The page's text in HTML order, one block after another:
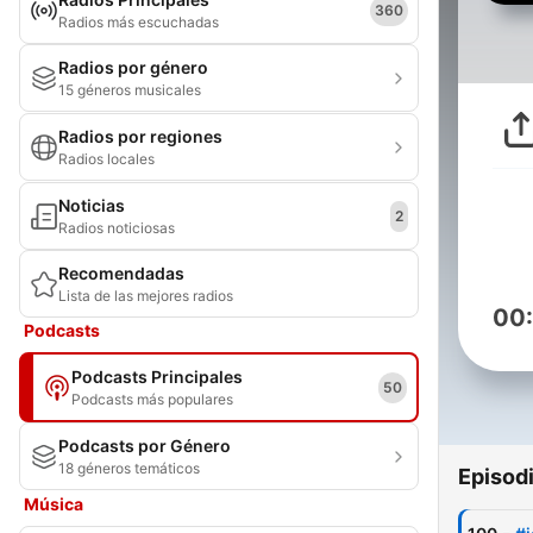
Radios más escuchadas
360
Radios por género
15 géneros musicales
Radios por regiones
Radios locales
Noticias
Radios noticiosas
2
Recomendadas
Lista de las mejores radios
Podcasts
Podcasts Principales
Podcasts más populares
50
Podcasts por Género
18 géneros temáticos
Música